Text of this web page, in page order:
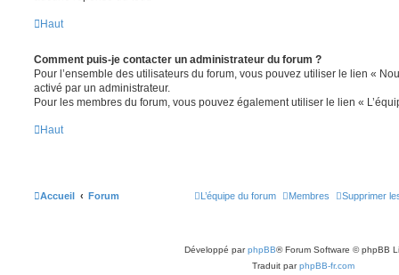
Haut
Comment puis-je contacter un administrateur du forum ?
Pour l’ensemble des utilisateurs du forum, vous pouvez utiliser le lien «
activé par un administrateur.
Pour les membres du forum, vous pouvez également utiliser le lien «
Haut
Accueil Forum Supprimer
Membres
L’équipe du forum
Développé parphpBB® Forum Software © phpBB
Traduit parphpBB-fr.com